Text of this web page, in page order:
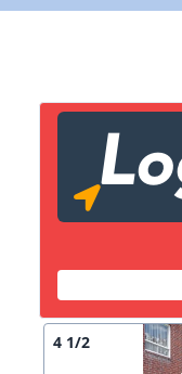
4 1/2
Copier lien